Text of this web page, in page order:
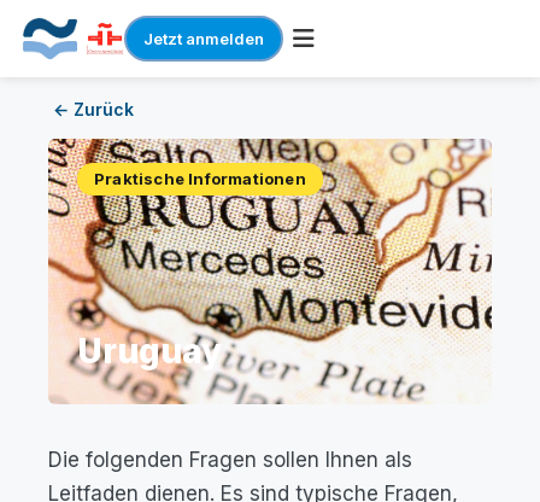
Jetzt anmelden
content
← Zurück
Praktische Informationen
Uruguay
Die folgenden Fragen sollen Ihnen als
Leitfaden dienen. Es sind typische Fragen,